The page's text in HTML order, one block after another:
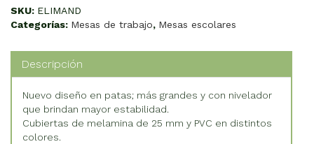
SKU: ELIMAND
Categorías: Mesas de trabajo, Mesas escolares
Descripción
Nuevo diseño en patas; más grandes y con nivelador
que brindan mayor estabilidad.
Cubiertas de melamina de 25 mm y PVC en distintos
colores.